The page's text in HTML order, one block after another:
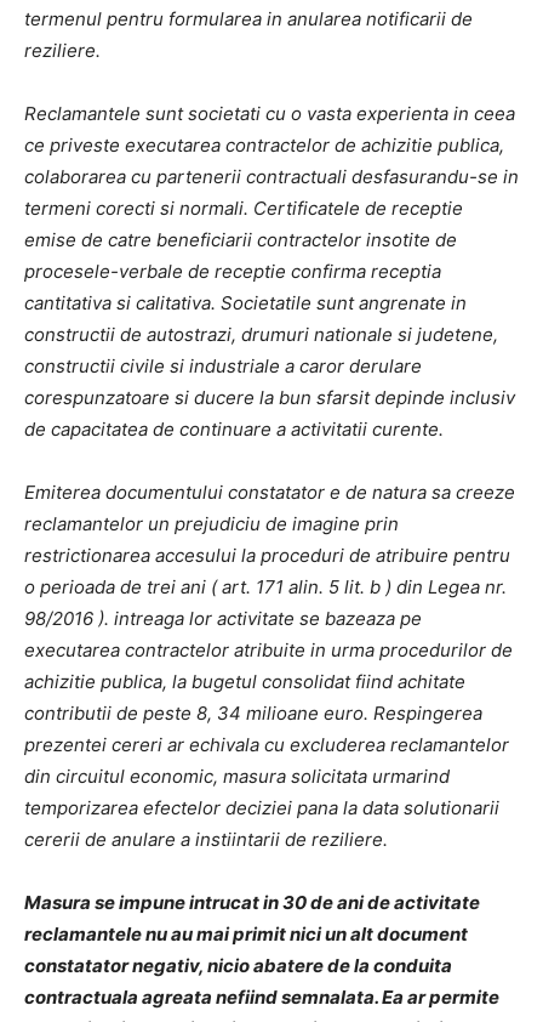
termenul pentru formularea in anularea notificarii de
reziliere.
Reclamantele sunt societati cu o vasta experienta in ceea
ce priveste executarea contractelor de achizitie publica,
colaborarea cu partenerii contractuali desfasurandu-se in
termeni corecti si normali. Certificatele de receptie
emise de catre beneficiarii contractelor insotite de
procesele-verbale de receptie confirma receptia
cantitativa si calitativa. Societatile sunt angrenate in
constructii de autostrazi, drumuri nationale si judetene,
constructii civile si industriale a caror derulare
corespunzatoare si ducere la bun sfarsit depinde inclusiv
de capacitatea de continuare a activitatii curente.
Emiterea documentului constatator e de natura sa creeze
reclamantelor un prejudiciu de imagine prin
restrictionarea accesului la proceduri de atribuire pentru
o perioada de trei ani ( art. 171 alin. 5 lit. b ) din Legea nr.
98/2016 ). intreaga lor activitate se bazeaza pe
executarea contractelor atribuite in urma procedurilor de
achizitie publica, la bugetul consolidat fiind achitate
contributii de peste 8, 34 milioane euro. Respingerea
prezentei cereri ar echivala cu excluderea reclamantelor
din circuitul economic, masura solicitata urmarind
temporizarea efectelor deciziei pana la data solutionarii
cererii de anulare a instiintarii de reziliere.
Masura se impune intrucat in 30 de ani de activitate
reclamantele nu au mai primit nici un alt document
constatator negativ, nicio abatere de la conduita
contractuala agreata nefiind semnalata. Ea ar permite